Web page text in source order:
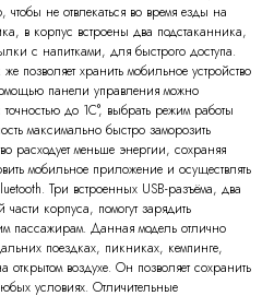
чтобы не отвлекаться во время езды на
в корпус встроены два подстаканника,
с напитками, для быстрого доступа.
позволяет хранить мобильное устройство
панели управления можно
точностью до 1C°, выбрать режим работы
максимально быстро заморозить
расходует меньше энергии, сохраняя
мобильное приложение и осуществлять
Три встроенных USB-разъёма, два
корпуса, помогут зарядить
пассажирам. Данная модель отлично
поездках, пикниках, кемпинге,
воздухе. Он позволяет сохранить
условиях. Отличительные